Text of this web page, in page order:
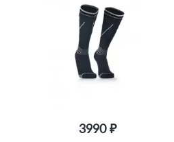
3990 ₽